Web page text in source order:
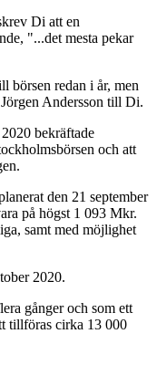
Di att en
"...det mesta pekar
börsen redan i år, men
Andersson till Di.
bekräftade
och att
den 21 september
på högst 1 093 Mkr.
samt med möjlighet
2020.
gånger och som ett
tillföras cirka 13 000